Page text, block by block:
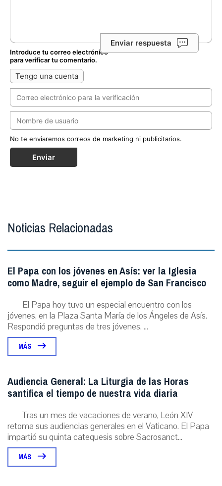
Enviar respuesta
Introduce tu correo electrónico
para verificar tu comentario.
Tengo una cuenta
No te enviaremos correos de marketing ni publicitarios.
Enviar
Noticias Relacionadas
El Papa con los jóvenes en Asís: ver la Iglesia
como Madre, seguir el ejemplo de San Francisco
El Papa hoy tuvo un especial encuentro con los
jóvenes, en la Plaza Santa María de los Ángeles de Asís.
Respondió preguntas de tres jóvenes. ...
MÁS
Audiencia General: La Liturgia de las Horas
santifica el tiempo de nuestra vida diaria
Tras un mes de vacaciones de verano, León XIV
retoma sus audiencias generales en el Vaticano. El Papa
impartió su quinta catequesis sobre Sacrosanct...
MÁS